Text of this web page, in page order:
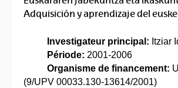
Adquisición y aprendizaje del
Investigateur principal: Itziar
Période: 2001-2006
Organisme de financement:
(9/UPV 00033.130-13614/2001)